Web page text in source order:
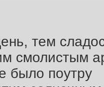
тем
смолистым
было поутру